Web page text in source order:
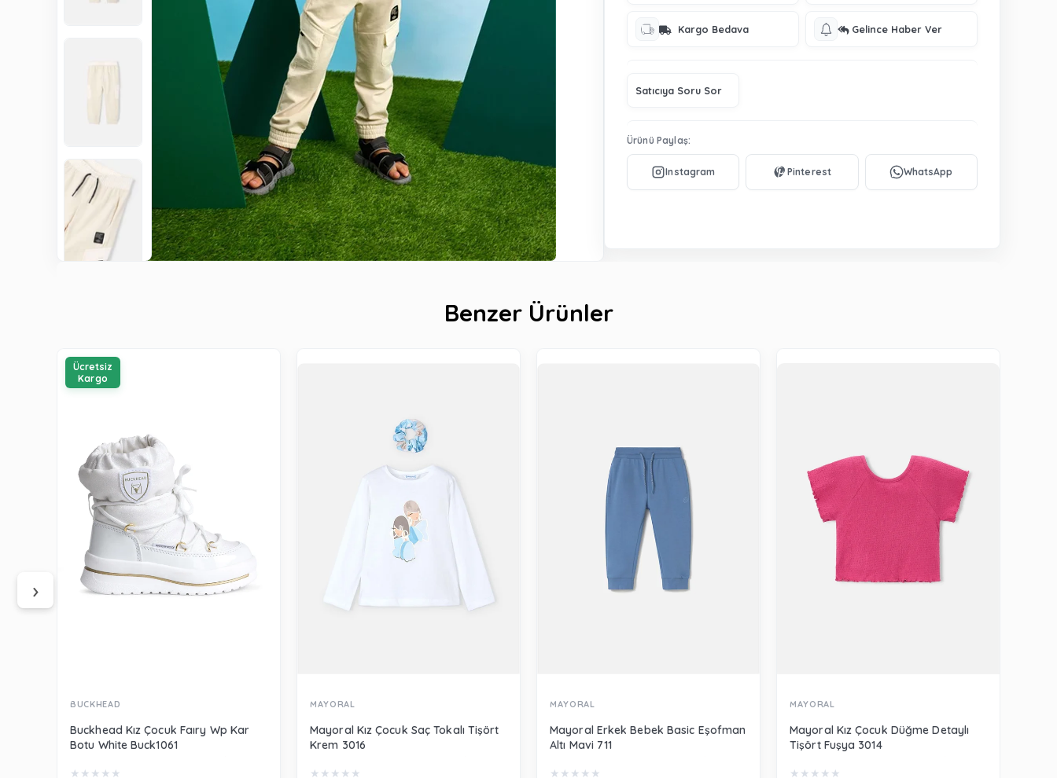
Kargo Bedava Gelince Haber Ver
Satıcıya Soru Sor
Ürünü Paylaş:
Benzer Ürünler
BUCKHEAD
Buckhead Kız Çocuk Faıry Wp Kar
Botu White Buck1061
★ ★ ★ ★ ★
Ücretsiz
Kargo
MAYORAL
Mayoral Kız Çocuk Saç Tokalı Tişört
Krem 3016
★ ★ ★ ★ ★
MAYORAL
Mayoral Erkek Bebek Basic Eşofman
Altı Mavi 711
★ ★ ★ ★ ★
MAYORAL
Mayoral Kız Çocuk Düğme Detaylı
Tişört Fuşya 3014
★ ★ ★ ★ ★
‹
›